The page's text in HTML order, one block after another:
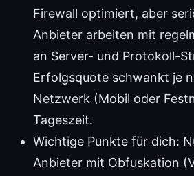
Firewall optimiert, aber
Anbieter arbeiten mit
an Server- und Protokoll-
Erfolgsquote schwankt je
Netzwerk (Mobil oder
Tageszeit.
Wichtige Punkte für dich:
Anbieter mit Obfuskation